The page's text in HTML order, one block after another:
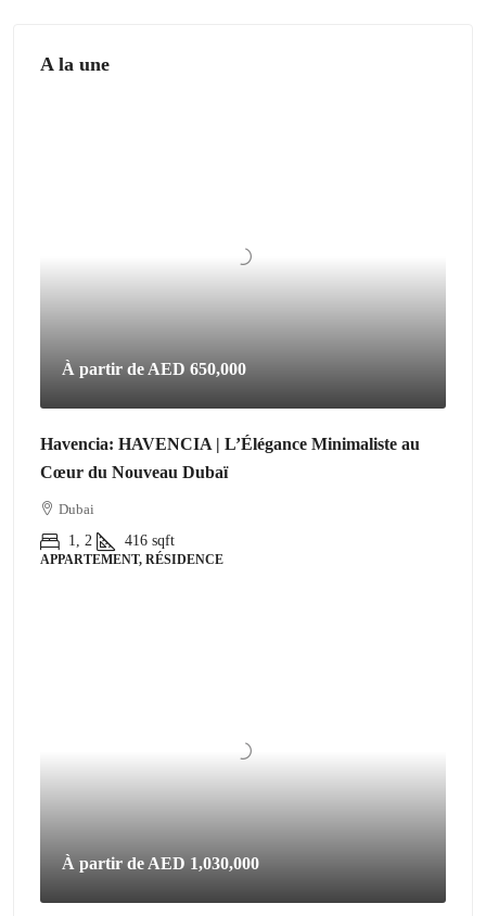
A la une
À partir de AED 650,000
Havencia: HAVENCIA | L’Élégance Minimaliste au
Cœur du Nouveau Dubaï
Dubai
1, 2
416 sqft
APPARTEMENT, RÉSIDENCE
À partir de AED 1,030,000